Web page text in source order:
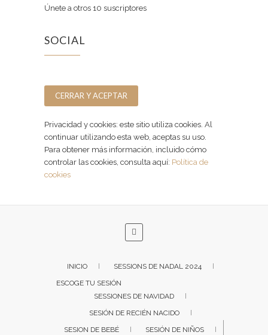
Únete a otros 10 suscriptores
SOCIAL
Privacidad y cookies: este sitio utiliza cookies. Al
continuar utilizando esta web, aceptas su uso.
Para obtener más información, incluido cómo
controlar las cookies, consulta aquí: Política de
cookies
INICIO
SESSIONS DE NADAL 2024
ESCOGE TU SESIÓN
SESSIONES DE NAVIDAD
SESIÓN DE RECIÉN NACIDO
SESION DE BEBÉ
SESIÓN DE NIÑOS